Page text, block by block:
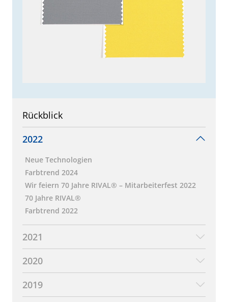
Rückblick
2022
Neue Technologien
Farbtrend 2024
Wir feiern 70 Jahre RIVAL® – Mitarbeiterfest 2022
70 Jahre RIVAL®
Farbtrend 2022
2021
2020
2019